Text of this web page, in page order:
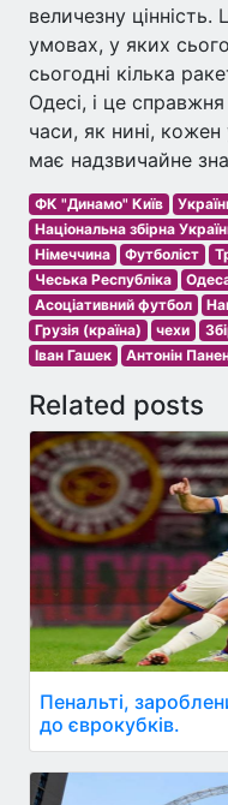
величезну
умовах, у яких
сьогодні кілька
Одесі, і це
часи, як нині, кожен
має надзвичайне
ФК "Динамо" Київ
Національна збірна
Німеччина
Футболіст
Чеська Республіка
Асоціативний футбол
Грузія (країна)
чехи
Іван Гашек
Антонін
Related posts
Пенальті,
до єврокубків.